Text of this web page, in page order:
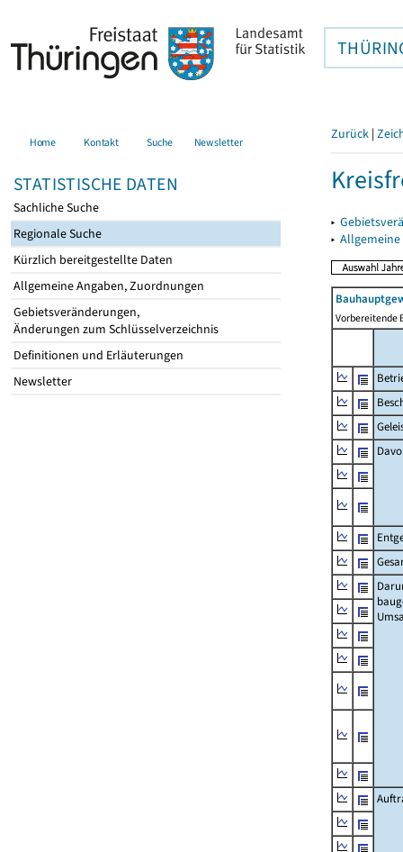
Home Kontakt Suche Newsletter
STATISTISCHE DATEN
Sachliche Suche
Regionale Suche
Kürzlich bereitgestellte Daten
Allgemeine Angaben, Zuordnungen
Gebietsveränderungen,
Änderungen zum Schlüsselverzeichnis
Definitionen und Erläuterungen
Newsletter
Zurück |
▸
▸
Vorbereitende